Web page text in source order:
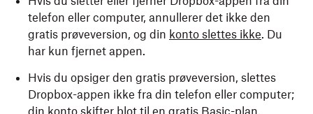
telefon eller computer, annullerer det ikke den
gratis prøveversion, og din konto slettes ikke. Du
har kun fjernet appen.
Hvis du opsiger den gratis prøveversion, slettes
Dropbox-appen ikke fra din telefon eller computer;
din konto skifter blot til en gratis Basic-plan.